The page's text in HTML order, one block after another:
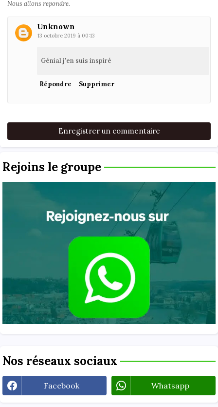
Nous allons repondre.
Unknown
13 octobre 2019 à 00:13
Génial j'en suis inspiré
Répondre Supprimer
Enregistrer un commentaire
Rejoins le groupe
Nos réseaux sociaux
Facebook Whatsapp